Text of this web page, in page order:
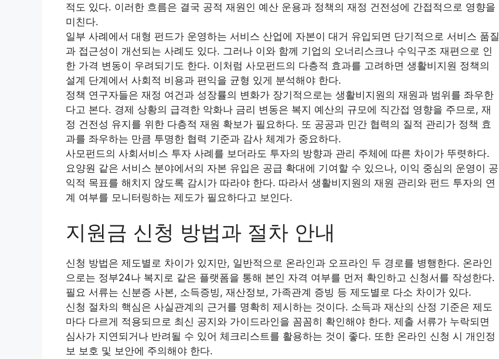
적도 있다. 이러한 흐름은 결국 공적 재원인 예산 운용과 정책의 재정 건전성에 간접적으로 영향을
미친다.
일부 사례에서 대형 펀드가 운영하는 서비스 산업에 자본이 대거 유입되면 단기적으로 서비스 품질
과 접근성이 개선되는 사례도 있다. 그러나 이와 함께 기업의 오너리스크나 수익구조 재편으로 인
한 가격 변동이 우려되기도 한다. 이처럼 사모펀드의 다층적 효과를 고려하면 생활비지원 정책의
설계 단계에서 사회적 비용과 편익을 균형 있게 분석해야 한다.
정책 연구자들은 재정 여건과 성장률의 변화가 장기적으로는 생활비지원의 재원과 범위를 좌우한
다고 본다. 경제 상황의 급격한 악화나 금리 변동은 복지 예산의 규모에 직간접 영향을 주므로, 재
정 건전성 유지를 위한 다층적 재원 확보가 필요하다. 또 공공과 민간 협력의 질적 관리가 정책 효
과를 좌우하는 만큼 투명한 협력 기준과 감사 체계가 중요하다.
사모펀드의 사회서비스 투자 사례를 보더라도 투자의 방향과 관리 주체에 따른 차이가 뚜렷하다.
요양원 같은 서비스 분야에서의 자본 유입은 공급 확대에 기여할 수 있으나, 이익 중심의 운영이 공
익적 목표를 해치지 않도록 감시가 따라야 한다. 따라서 생활비지원의 재원 관리와 펀드 투자의 연
계 여부를 모니터링하는 제도가 필요하다고 보인다.
지원금 신청 방법과 절차 안내
신청 방법은 제도별로 차이가 있지만, 일반적으로 온라인과 오프라인 두 경로를 병행한다. 온라인
으로는 정부24나 복지로 같은 플랫폼을 통해 본인 자격 여부를 먼저 확인하고 신청서를 작성한다.
필요 서류는 신분증 사본, 소득증빙, 재산정보, 가족관계 증빙 등 제도별로 다소 차이가 있다.
신청 절차의 핵심은 사실관계의 근거를 명확히 제시하는 것이다. 소득과 재산의 산정 기준은 제도
마다 다르게 적용되므로 최신 공지와 가이드라인을 꼼꼼히 확인해야 한다. 제출 서류가 누락되면
심사가 지연되거나 반려될 수 있어 체크리스트를 활용하는 것이 좋다. 또한 온라인 신청 시 개인정
보 보호 및 보안에 주의해야 한다.